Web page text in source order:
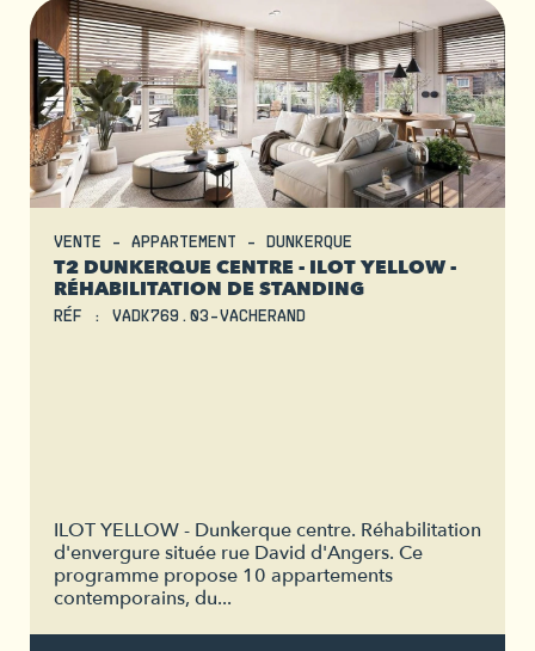
VENTE - APPARTEMENT - DUNKERQUE
T2 DUNKERQUE CENTRE - ILOT YELLOW -
RÉHABILITATION DE STANDING
RÉF : VADK769.03-VACHERAND
ILOT YELLOW - Dunkerque centre. Réhabilitation
d'envergure située rue David d'Angers. Ce
programme propose 10 appartements
contemporains, du...